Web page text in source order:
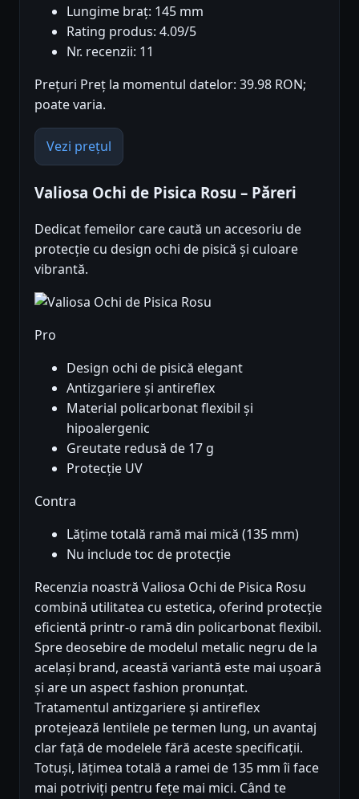
Lungime braț: 145 mm
Rating produs: 4.09/5
Nr. recenzii: 11
Prețuri Preț la momentul datelor: 39.98 RON;
poate varia.
Vezi prețul
Valiosa Ochi de Pisica Rosu – Păreri
Dedicat femeilor care caută un accesoriu de
protecție cu design ochi de pisică și culoare
vibrantă.
Pro
Design ochi de pisică elegant
Antizgariere și antireflex
Material policarbonat flexibil și
hipoalergenic
Greutate redusă de 17 g
Protecție UV
Contra
Lățime totală ramă mai mică (135 mm)
Nu include toc de protecție
Recenzia noastră Valiosa Ochi de Pisica Rosu
combină utilitatea cu estetica, oferind protecție
eficientă printr-o ramă din policarbonat flexibil.
Spre deosebire de modelul metalic negru de la
același brand, această variantă este mai ușoară
și are un aspect fashion pronunțat.
Tratamentul antizgariere și antireflex
protejează lentilele pe termen lung, un avantaj
clar față de modelele fără aceste specificații.
Totuși, lățimea totală a ramei de 135 mm îi face
mai potriviți pentru fețe mai mici. Când te